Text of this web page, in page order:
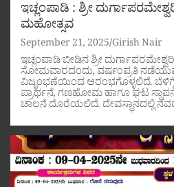
ಇಚ್ಲಂಪಾಡಿ : ಶ್ರೀ
ಮಹೋತ್ಸವ
September 21, 2025 Girish Nair
ಇಚ್ಲಂಪಾಡಿ ಬೀಡಿನ ಶ್ರೀ
ಸೋಮವಾರದಂದು, ವರ್ಷಂಪ್ರತಿ
ವಿಜೃಂಭಣೆಯಿಂದ ಆರಂಭಗೊಳ್ಳಲಿದೆ.
ಪ್ರಾರ್ಥನೆ, ಗಣಹೋಮ ಹಾಗೂ ಘಟ
ಚಾಲನೆ ದೊರೆಯಲಿದೆ. ದೇವಸ್ಥಾನದಲ್ಲಿ